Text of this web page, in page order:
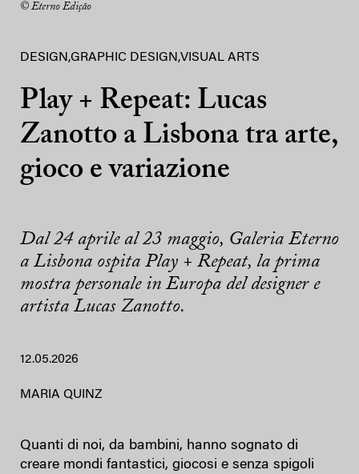
DESIGN ,GRAPHIC DESIGN ,VISUAL ARTS
Play + Repeat: Lucas
Zanotto a Lisbona tra arte,
gioco e variazione
Dal 24 aprile al 23 maggio, Galeria Eterno
a Lisbona ospita Play + Repeat, la prima
mostra personale in Europa del designer e
artista Lucas Zanotto.
12.05.2026
MARIA QUINZ
© Eterno Edição
Quanti di noi, da bambini, hanno sognato di
creare mondi fantastici, giocosi e senza spigoli